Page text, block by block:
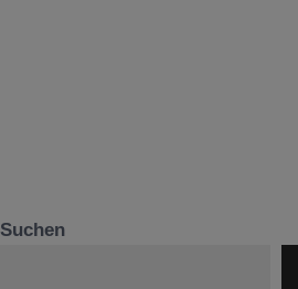
Suchen